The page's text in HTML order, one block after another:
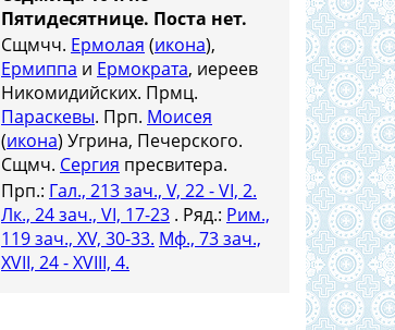
Пятидесятнице. Поста нет.
Сщмчч. Ермолая (икона),
Ермиппа и Ермократа, иереев
Никомидийских. Прмц.
Параскевы. Прп. Моисея
(икона) Угрина, Печерского.
Сщмч. Сергия пресвитера.
Прп.: Гал., 213 зач., V, 22 - VI, 2.
Лк., 24 зач., VI, 17-23 . Ряд.: Рим.,
119 зач., XV, 30-33. Мф., 73 зач.,
XVII, 24 - XVIII, 4.